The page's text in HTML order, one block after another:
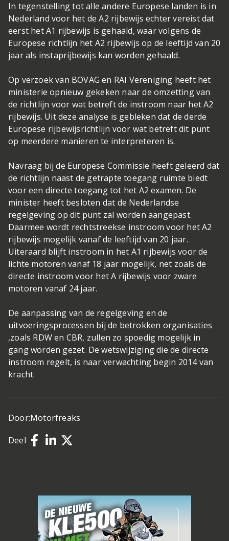
In tegenstelling tot alle andere Europese landen is in
Nederland voor het de A2 rijbewijs echter vereist dat
eerst het A1 rijbewijs is gehaald, waar volgens de
Europese richtlijn het A2 rijbewijs op de leeftijd van 20
jaar als instaprijbewijs kan worden gehaald.
Op verzoek van BOVAG en RAI Vereniging heeft het
ministerie opnieuw gekeken naar de omzetting van
de richtlijn voor wat betreft de instroom naar het A2
rijbewijs. Uit deze analyse is gebleken dat de derde
Europese rijbewijsrichtlijn voor wat betreft dit punt
op meerdere manieren te interpreteren is.
Navraag bij de Europese Commissie heeft geleerd dat
de richtlijn naast de getrapte toegang ruimte biedt
voor een directe toegang tot het A2 examen. De
minister heeft besloten dat de Nederlandse
regelgeving op dit punt zal worden aangepast.
Daarmee wordt rechtstreekse instroom voor het A2
rijbewijs mogelijk vanaf de leeftijd van 20 jaar.
Uiteraard blijft instroom in het A1 rijbewijs voor de
lichte motoren vanaf 18 jaar mogelijk, net zoals de
directe instroom voor het A rijbewijs voor zware
motoren vanaf 24 jaar.
De aanpassing van de regelgeving en de
uitvoeringsprocessen bij de betrokken organisaties
,zoals RDW en CBR, zullen zo spoedig mogelijk in
gang worden gezet. De wetswijziging die de directe
instroom regelt, is naar verwachting begin 2014 van
kracht.
Door:Motorfreaks
Deel